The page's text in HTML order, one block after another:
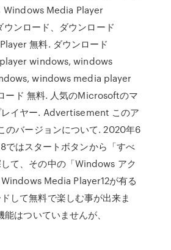
Windows Media Player
ンロード、ダウンロード
無料. ダウンロード
windows, windows
windows media player
ード 無料. 人気のMicrosoftのマ
イヤー. Advertisement このア
のバージョンについて. 2020年6
ではスタートボタンから「すべ
て、その中の「Windows アク
Media Player12が有る
して無料で楽しむ事が出来ま
はついていませんが、